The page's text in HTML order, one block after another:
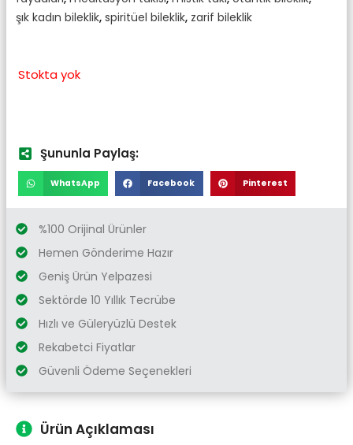
şık kadın bileklik, spiritüel bileklik, zarif bileklik
Stokta yok
Şununla Paylaş:
WhatsApp Facebook Pinterest
%100 Orijinal Ürünler
Hemen Gönderime Hazır
Geniş Ürün Yelpazesi
Sektörde 10 Yıllık Tecrübe
Hızlı ve Güleryüzlü Destek
Rekabetci Fiyatlar
Güvenli Ödeme Seçenekleri
Ürün Açıklaması